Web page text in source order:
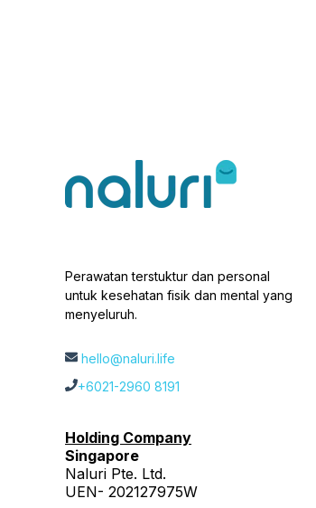
Perawatan terstuktur dan personal
untuk kesehatan fisik dan mental yang
menyeluruh.
hello@naluri.life
+6021-2960 8191
Holding Company
Singapore
Naluri Pte. Ltd.
UEN- 202127975W